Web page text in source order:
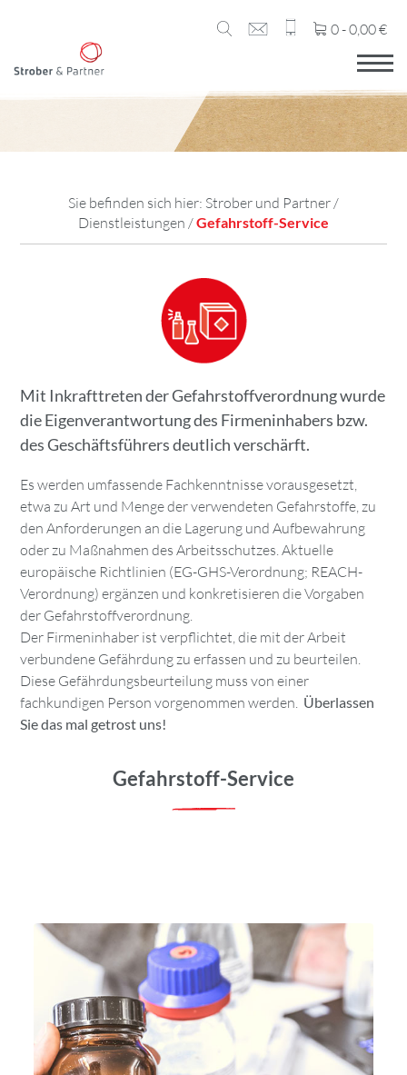
0 -0,00€
Sie befinden sich hier: Strober und Partner/
Dienstleistungen /Gefahrstoff-Service
Mit Inkrafttreten der Gefahrstoffverordnung wurde
die Eigenverantwortung des Firmeninhabers bzw.
des Geschäftsführers deutlich verschärft.
Es werden umfassende Fachkenntnisse vorausgesetzt,
etwa zu Art und Menge der verwendeten Gefahrstoffe, zu
den Anforderungen an die Lagerung und Aufbewahrung
oder zu Maßnahmen des Arbeitsschutzes. Aktuelle
europäische Richtlinien (EG-GHS-Verordnung; REACH-
Verordnung) ergänzen und konkretisieren die Vorgaben
der Gefahrstoffverordnung.
Der Firmeninhaber ist verpflichtet, die mit der Arbeit
verbundene Gefährdung zu erfassen und zu beurteilen.
Diese Gefährdungsbeurteilung muss von einer
fachkundigen Person vorgenommen werden. Überlassen
Sie das mal getrost uns!
Gefahrstoff-Service